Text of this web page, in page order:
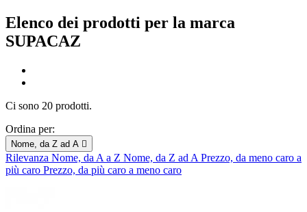
Elenco dei prodotti per la marca
SUPACAZ
Ci sono 20 prodotti.
Ordina per:
Nome, da Z ad A 
Rilevanza Nome, da A a Z Nome, da Z ad A Prezzo, da meno caro a
più caro Prezzo, da più caro a meno caro